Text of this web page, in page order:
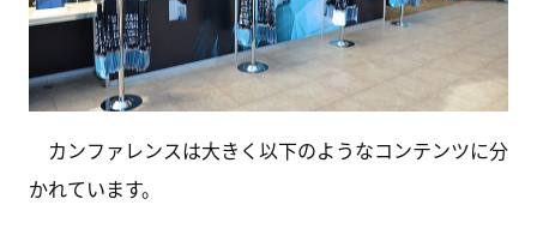
カンファレンスは大きく以下のようなコンテンツに分
かれています。